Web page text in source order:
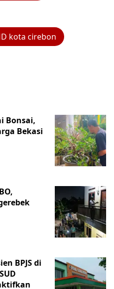
kota cirebon
Bonsai,
Bekasi
BPJS di